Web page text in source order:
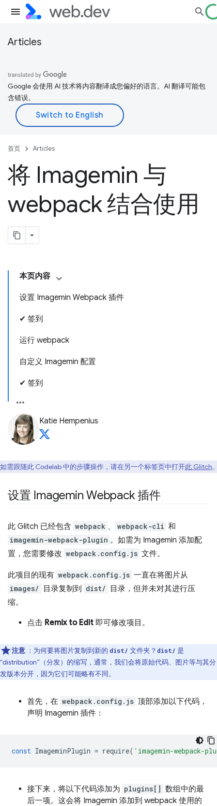
Articles
Google 会使用 AI 技术将内容翻译成您偏好的语言。AI 翻译可能包
含错误。
首页 Articles
将 Imagemin 与
webpack 结合使用
本页内容
设置 Imagemin Webpack 插件
✔︎ 签到
运行 webpack
自定义 Imagemin 配置
✔︎ 签到
Katie Hempenius
如需跟随此 Codelab 中的步骤操作，请在另一个标签页中打开此 Glitch
设置 Imagemin Webpack 插件
此 Glitch 已经包含 webpack 、 webpack-cli 和
imagemin-webpack-plugin 。如需为 Imagemin 添加配
置，您需要修改 webpack.config.js 文件。
此项目的现有 webpack.config.js 一直在将图片从
images/ 目录复制到 dist/
目录，但并未对其进行压
缩。
点击 Remix to Edit 即可修改项目。
注意 ：为何要将图片复制到新的 dist/ 文件夹？ dist/ 是
“distribution”（分发）的缩写，通常，我们会将原始代码、图片等与其分
发版本分开，因为它们可能略有不同。
首先，在 webpack.config.js 顶部添加以下代码，
声明 Imagemin 插件：
const ImageminPlugin = require( 'imagemin-webpack-
接下来，将以下代码添加为 plugins[] 数组中的最
后一项。这会将 Imagemin 添加到 webpack 使用的